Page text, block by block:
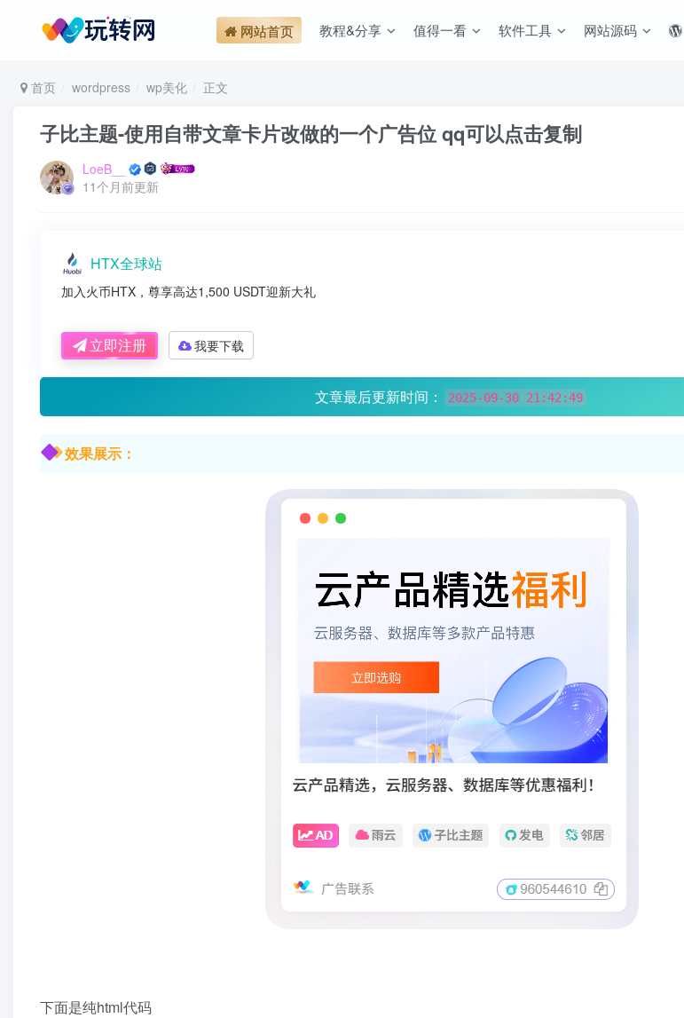
网站首页 教程&分享 值得一看 软件工具 网站源码
首页 wordpress wp美化 正文
子比主题-使用自带文章卡片改做的一个广告位 qq可以点击复制
LoeB__
11个月前更新
HTX全球站
加入火币HTX，尊享高达1,500 USDT迎新大礼
立即注册 我要下载
文章最后更新时间： 2025-09-30 21:42:49
效果展示：
下面是纯html代码